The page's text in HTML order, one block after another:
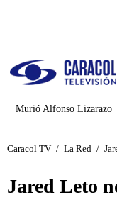
Murió Alfonso Lizarazo
Caracol TV / La Red /
Jared Leto